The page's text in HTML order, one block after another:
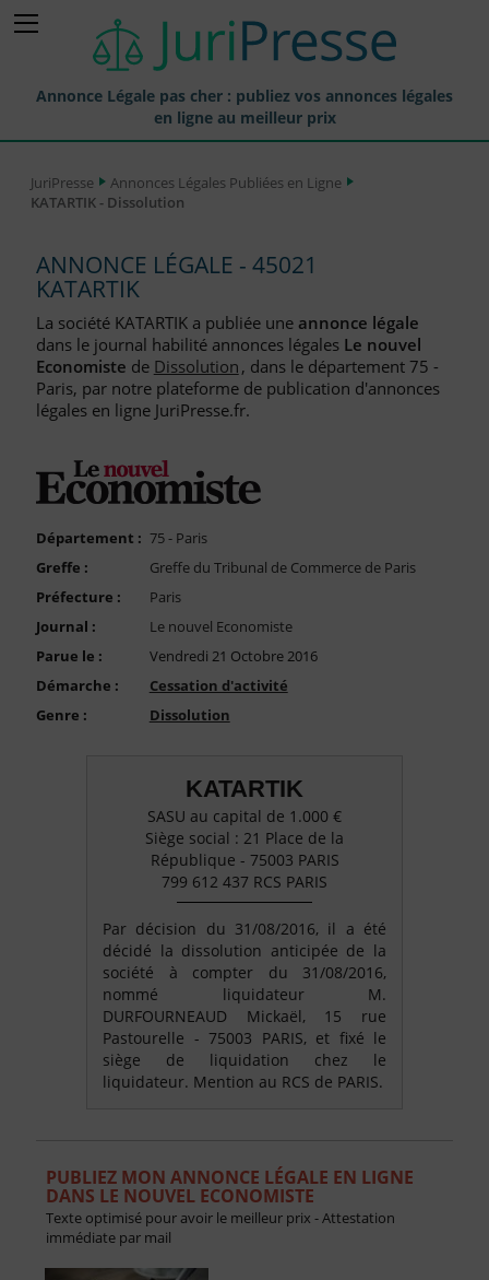
Annonce Légale pas cher : publiez vos annonces légales
en ligne au meilleur prix
Annonces Légales Publiées
Journaux Habilités (JAL) Annonces Légales
Départements pour la Publication d'Annonces Légales
Liste des Greffes
Liste des CCI
FAQ
Nous Contacter
Compte PRO
JuriPresse
Annonces Légales Publiées en Ligne
KATARTIK - Dissolution
ANNONCE LÉGALE - 45021
KATARTIK
La société KATARTIK a publiée une annonce légale
dans le journal habilité annonces légales Le nouvel
Economiste de Dissolution, dans le département 75 -
Paris, par notre plateforme de publication d'annonces
légales en ligne JuriPresse.fr.
Département : 75 - Paris
Greffe :
Greffe du Tribunal de Commerce de Paris
Préfecture :
Paris
Journal :
Le nouvel Economiste
Parue le :
Vendredi 21 Octobre 2016
Démarche :
Cessation d'activité
Genre :
Dissolution
KATARTIK
SASU au capital de 1.000 €
Siège social : 21 Place de la
République - 75003 PARIS
799 612 437 RCS PARIS
Par décision du 31/08/2016, il a été
décidé la dissolution anticipée de la
société à compter du 31/08/2016,
nommé liquidateur M.
DURFOURNEAUD Mickaël, 15 rue
Pastourelle - 75003 PARIS, et fixé le
siège de liquidation chez le
liquidateur. Mention au RCS de PARIS.
PUBLIEZ MON ANNONCE LÉGALE EN LIGNE
DANS LE NOUVEL ECONOMISTE
Texte optimisé pour avoir le meilleur prix - Attestation
immédiate par mail